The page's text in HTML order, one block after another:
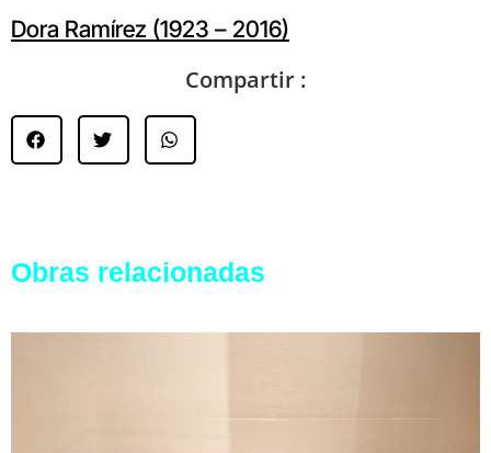
Dora Ramírez (1923 – 2016)
Compartir :
Obras relacionadas